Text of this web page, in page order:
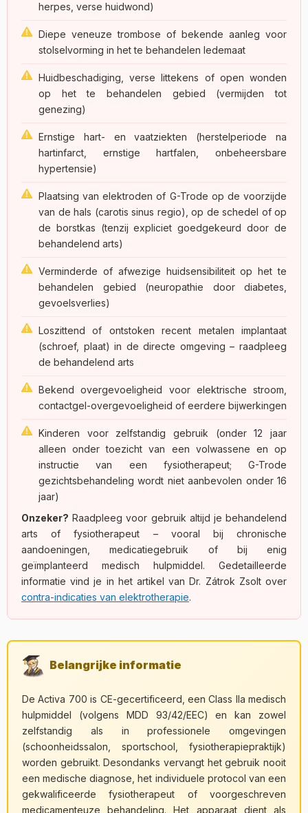
herpes, verse huidwond)
Diepe veneuze trombose of bekende aanleg voor
stolselvorming in het te behandelen ledemaat
Huidbeschadiging, verse littekens of open wonden
op het te behandelen gebied (vermijden tot
genezing)
Ernstige hart- en vaatziekten (herstelperiode na
hartinfarct, ernstige hartfalen, onbeheersbare
hypertensie)
Plaatsing van elektroden of G-Trode op de voorzijde
van de hals (carotis sinus regio), op de schedel of op
de borstkas (tenzij expliciet goedgekeurd door de
behandelend arts)
Verminderde of afwezige huidsensibiliteit op het te
behandelen gebied (neuropathie door diabetes,
gevoelsverlies)
Loszittend of ontstoken recent metalen implantaat
(schroef, plaat) in de directe omgeving – raadpleeg
de behandelend arts
Bekend overgevoeligheid voor elektrische stroom,
contactgel-overgevoeligheid of eerdere bijwerkingen
Kinderen voor zelfstandig gebruik (onder 12 jaar
alleen onder toezicht van een volwassene en op
instructie van een fysiotherapeut; G-Trode
gezichtsbehandeling wordt niet aanbevolen onder 16
jaar)
Onzeker? Raadpleeg voor gebruik altijd je behandelend
arts of fysiotherapeut – vooral bij chronische
aandoeningen, medicatiegebruik of bij enig
geïmplanteerd medisch hulpmiddel. Gedetailleerde
informatie vind je in het artikel van Dr. Zátrok Zsolt over
contra-indicaties van elektrotherapie.
Belangrijke informatie
De Activa 700 is CE-gecertificeerd, een Class IIa medisch
hulpmiddel (volgens MDD 93/42/EEC) en kan zowel
zelfstandig als in professionele omgevingen
(schoonheidssalon, sportschool, fysiotherapiepraktijk)
worden gebruikt. Desondanks vervangt het gebruik nooit
een medische diagnose, het individuele protocol van een
gekwalificeerde fysiotherapeut of voorgeschreven
medicamenteuze behandeling. Het apparaat dient als